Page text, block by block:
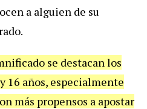
a alguien de su
se destacan los
16 años, especialmente
más propensos a apostar